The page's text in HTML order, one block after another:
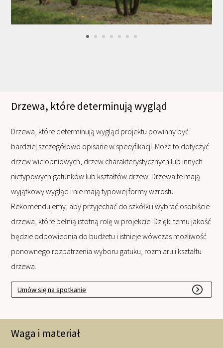
Drzewa, które determinują wygląd
Drzewa, które determinują wygląd projektu powinny być
bardziej szczegółowo opisane w specyfikacji. Może to dotyczyć
drzew wielopniowych, drzew charakterystycznych lub innych
nietypowych gatunków lub kształtów drzew. Drzewa te mają
wyjątkowy wygląd i nie mają typowej formy wzrostu.
Rekomendujemy, aby przyjechać do szkółki i wybrać osobiście
drzewa, które pełnią istotną rolę w projekcie. Dzięki temu jakość
będzie odpowiednia do budżetu i istnieje wówczas możliwość
ponownego rozpatrzenia wyboru gatuku, rozmiaru i kształtu
drzewa.
Umów się na spotkanie
Waga i materiał